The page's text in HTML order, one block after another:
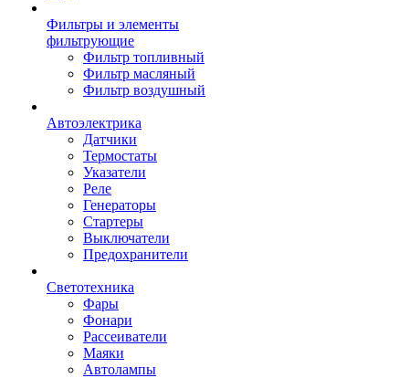
Фильтры и элементы
фильтрующие
Фильтр топливный
Фильтр масляный
Фильтр воздушный
Автоэлектрика
Датчики
Термостаты
Указатели
Реле
Генераторы
Стартеры
Выключатели
Предохранители
Светотехника
Фары
Фонари
Рассеиватели
Маяки
Автолампы